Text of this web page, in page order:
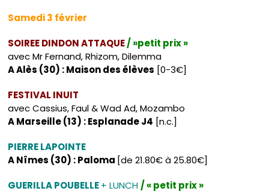
Samedi 3 février
SOIREE DINDON ATTAQUE/ »petit prix »
avec Mr Fernand, Rhizom, Dilemma
A Alès (30) : Maison des élèves [0-3€]
FESTIVAL INUIT
avec Cassius, Faul & Wad Ad, Mozambo
A Marseille (13) : Esplanade J4 [n.c.]
PIERRE LAPOINTE
A Nîmes (30) : Paloma [de 21.80€ à 25.80€]
GUERILLA POUBELLE+ LUNCH / « petit prix »